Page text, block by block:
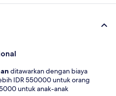
ditawarkan dengan biaya
IDR 550000 untuk orang
untuk anak-anak